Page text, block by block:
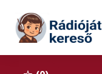
Tovább a tartalomhoz